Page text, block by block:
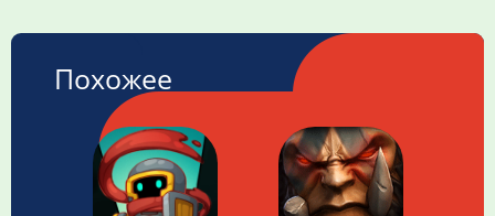
Похожее